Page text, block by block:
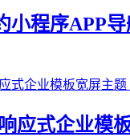
小程序APP
应式企业模